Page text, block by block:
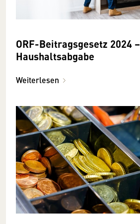
ORF-Beitragsgesetz 2024 –
Haushaltsabgabe
Weiterlesen